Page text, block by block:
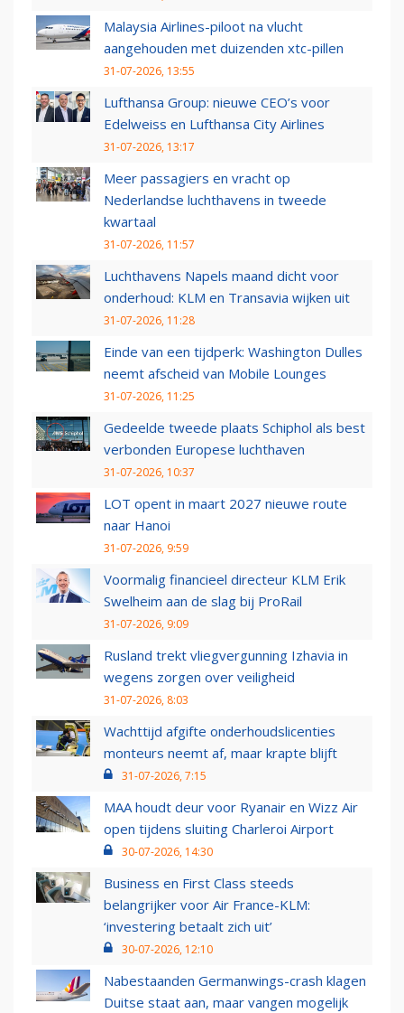
Malaysia Airlines-piloot na vlucht
aangehouden met duizenden xtc-pillen
31-07-2026, 13:55
Lufthansa Group: nieuwe CEO’s voor
Edelweiss en Lufthansa City Airlines
31-07-2026, 13:17
Meer passagiers en vracht op
Nederlandse luchthavens in tweede
kwartaal
31-07-2026, 11:57
Luchthavens Napels maand dicht voor
onderhoud: KLM en Transavia wijken uit
31-07-2026, 11:28
Einde van een tijdperk: Washington Dulles
neemt afscheid van Mobile Lounges
31-07-2026, 11:25
Gedeelde tweede plaats Schiphol als best
verbonden Europese luchthaven
31-07-2026, 10:37
LOT opent in maart 2027 nieuwe route
naar Hanoi
31-07-2026, 9:59
Voormalig financieel directeur KLM Erik
Swelheim aan de slag bij ProRail
31-07-2026, 9:09
Rusland trekt vliegvergunning Izhavia in
wegens zorgen over veiligheid
31-07-2026, 8:03
Wachttijd afgifte onderhoudslicenties
monteurs neemt af, maar krapte blijft
31-07-2026, 7:15
MAA houdt deur voor Ryanair en Wizz Air
open tijdens sluiting Charleroi Airport
30-07-2026, 14:30
Business en First Class steeds
belangrijker voor Air France-KLM:
‘investering betaalt zich uit’
30-07-2026, 12:10
Nabestaanden Germanwings-crash klagen
Duitse staat aan, maar vangen mogelijk